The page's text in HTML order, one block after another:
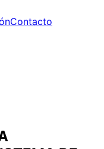
Contacto